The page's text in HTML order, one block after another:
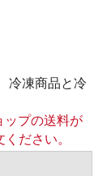
冷凍商品と冷
ップの送料が
ださい。